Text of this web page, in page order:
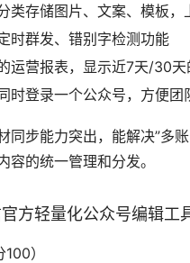
类存储图片、文案、模板
时群发、错别字检测功能
运营报表，显示近7天/30
时登录一个公众号，方便团
同步能力突出，能解决”多
的统一管理和分发。
方轻量化公众号编辑工
）